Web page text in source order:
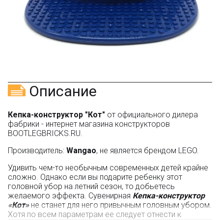
и получите купон на скидку 150₽
...уже сейчас
Подробные условия всех акций и бонусов...
Описание
Кепка-конструктор "Кот" от официального дилера
фабрики - интернет магазина конструкторов
BOOTLEGBRICKS.RU.
Производитель: Wangao, не является брендом LEGO.
Удивить чем-то необычным современных детей крайне
сложно. Однако если вы подарите ребенку этот
головной убор на летний сезон, то добьетесь
желаемого эффекта. Сувенирная Кепка-конструктор
«Кот»не станет для него привычным головным убором.
Хотя по всем параметрам ее следует отнести к